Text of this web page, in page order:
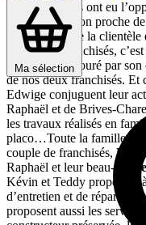
Ma sélection
à Brignoles. Ils ont eu
pleine expansion proche
services à toute la
à de futurs franchisés,
d’être bien entouré par
de nos deux franchisés. Et
Edwige conjuguent leur
Raphaël et de Brives-
les travaux réalisés en
placo…Toute la famille a
couple de franchisés,
Raphaël et leur beau-fils
Kévin et Teddy proposent
d’entretien et de
proposent aussi les